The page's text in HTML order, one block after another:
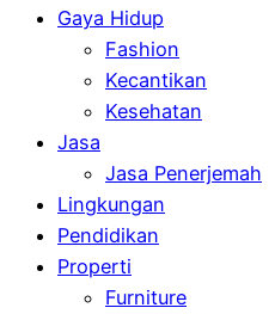
Gaya Hidup
Fashion
Kecantikan
Kesehatan
Jasa
Jasa Penerjemah
Lingkungan
Pendidikan
Properti
Furniture